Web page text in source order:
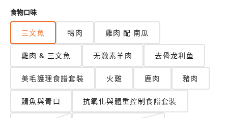
• 包括富含抗氧化劑的蔬菜、穀物和其他營養物質，如蛋殼粉和三
文魚油
• 100%香港新鮮製造，不含任何防腐劑、人工色素或添加劑
• 由註冊營養師專業配製，滿足狗狗完整、均衡的營養指南
食物口味
三文魚 鴨肉 雞肉 配 南瓜
雞肉 & 三文魚 无激素羊肉 去骨龙利鱼
美毛護理食譜套裝 火雞 鹿肉 豬肉
鯖魚與青口 抗氧化與體重控制食譜套裝